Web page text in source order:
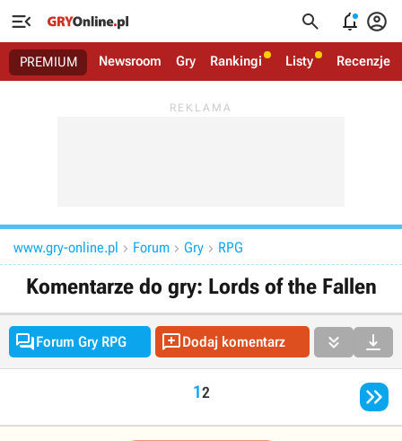
   
PREMIUM Newsroom Gry Rankingi Listy Recenzje
www.gry-online.pl  Forum  Gry  RPG
Komentarze do gry: Lords of the Fallen
Forum Gry RPG Dodaj komentarz  
12 